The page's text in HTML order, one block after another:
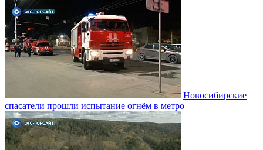
Новосибирские
спасатели прошли испытание огнём в метро